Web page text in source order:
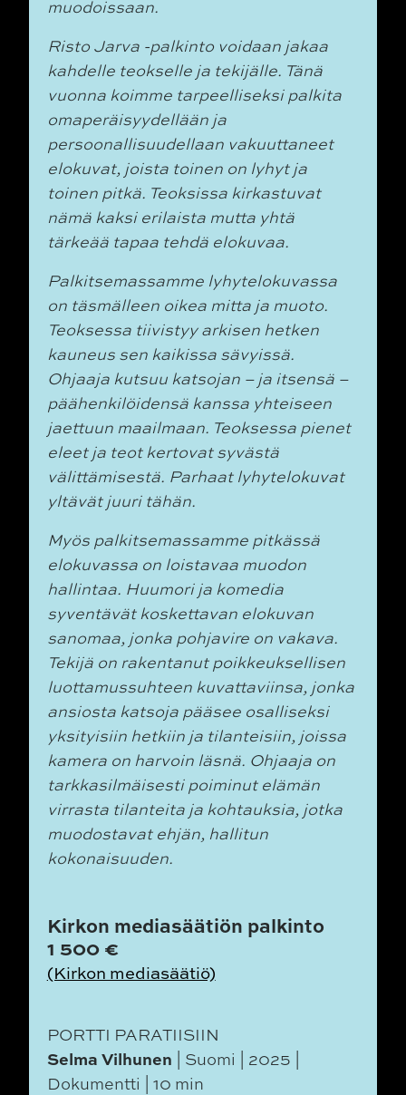
muodoissaan.
Risto Jarva -palkinto voidaan jakaa
kahdelle teokselle ja tekijälle. Tänä
vuonna koimme tarpeelliseksi palkita
omaperäisyydellään ja
persoonallisuudellaan vakuuttaneet
elokuvat, joista toinen on lyhyt ja
toinen pitkä. Teoksissa kirkastuvat
nämä kaksi erilaista mutta yhtä
tärkeää tapaa tehdä elokuvaa.
Palkitsemassamme lyhytelokuvassa
on täsmälleen oikea mitta ja muoto.
Teoksessa tiivistyy arkisen hetken
kauneus sen kaikissa sävyissä.
Ohjaaja kutsuu katsojan – ja itsensä –
päähenkilöidensä kanssa yhteiseen
jaettuun maailmaan. Teoksessa pienet
eleet ja teot kertovat syvästä
välittämisestä. Parhaat lyhytelokuvat
yltävät juuri tähän.
Myös palkitsemassamme pitkässä
elokuvassa on loistavaa muodon
hallintaa. Huumori ja komedia
syventävät koskettavan elokuvan
sanomaa, jonka pohjavire on vakava.
Tekijä on rakentanut poikkeuksellisen
luottamussuhteen kuvattaviinsa, jonka
ansiosta katsoja pääsee osalliseksi
yksityisiin hetkiin ja tilanteisiin, joissa
kamera on harvoin läsnä. Ohjaaja on
tarkkasilmäisesti poiminut elämän
virrasta tilanteita ja kohtauksia, jotka
muodostavat ehjän, hallitun
kokonaisuuden.
Kirkon mediasäätiön palkinto
1 500 €
(Kirkon mediasäätiö)
PORTTI PARATIISIIN
Selma Vilhunen | Suomi | 2025 |
Dokumentti | 10 min